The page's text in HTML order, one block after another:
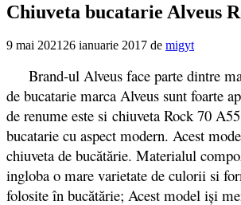
Chiuveta bucatarie Alveus
9 mai 202126 ianuarie 2017 de migyt
Brand-ul Alveus face parte dintre
de bucatarie marca Alveus sunt foarte
de renume este si chiuveta Rock 70
bucatarie cu aspect modern. Acest
chiuveta de bucătărie. Materialul
ingloba o mare varietate de culorii si
folosite în bucătărie; Acest model iși